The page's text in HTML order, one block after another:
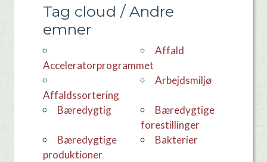
Tag cloud / Andre
emner
Acceleratorprogrammet
Affald
Affaldssortering
Arbejdsmiljø
Bæredygtig
Bæredygtige
forestillinger
Bæredygtige
produktioner
Bakterier